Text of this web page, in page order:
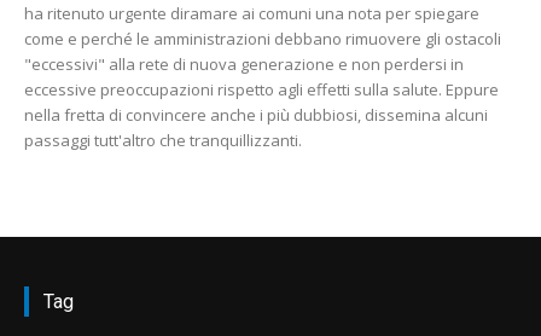
ha ritenuto urgente diramare ai comuni una nota per spiegare
come e perché le amministrazioni debbano rimuovere gli ostacoli
"eccessivi" alla rete di nuova generazione e non perdersi in
eccessive preoccupazioni rispetto agli effetti sulla salute. Eppure
nella fretta di convincere anche i più dubbiosi, dissemina alcuni
passaggi tutt'altro che tranquillizzanti.
Tag